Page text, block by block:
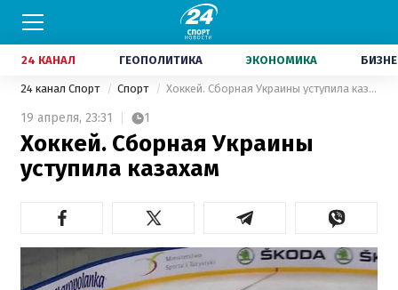
24 КАНАЛ ГЕОПОЛИТИКА ЭКОНОМИКА
24 канал Спорт Спорт Хоккей. Сборная Украины уступила казахам
19 апреля, 23:31 1
Хоккей. Сборная Украины
уступила казахам